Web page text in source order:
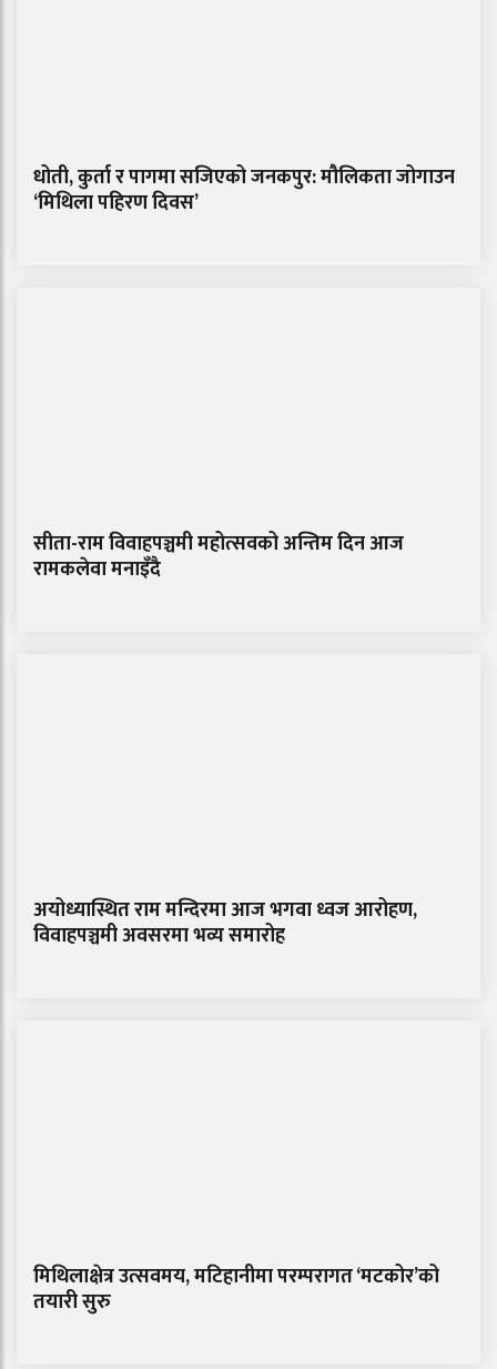
धोती, कुर्ता र पागमा सजिएको जनकपुर: मौलिकता जोगाउन
‘मिथिला पहिरण दिवस’
सीता-राम विवाहपञ्चमी महोत्सवको अन्तिम दिन आज
रामकलेवा मनाइँदै
अयोध्यास्थित राम मन्दिरमा आज भगवा ध्वज आरोहण,
विवाहपञ्चमी अवसरमा भव्य समारोह
मिथिलाक्षेत्र उत्सवमय, मटिहानीमा परम्परागत ‘मटकोर’को
तयारी सुरु